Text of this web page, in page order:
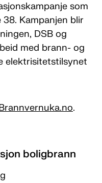
som
Kampanjen blir
DSB og
med brann- og
elektrisitetstilsynet
.
boligbrann